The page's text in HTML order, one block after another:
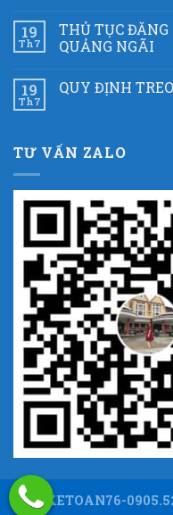
19
Th7
THỦ TỤC
QUẢNG NGÃI
19
Th7
QUY ĐỊNH
TƯ VẤN ZALO
KETOAN76-